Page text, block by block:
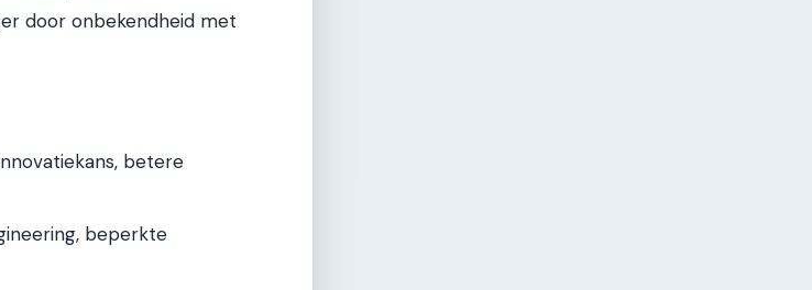
door onbekendheid met
betere
beperkte